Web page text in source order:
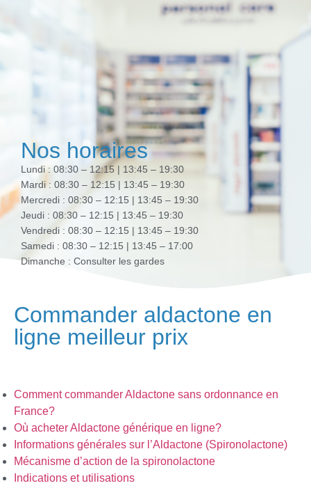
Nos horaires
Lundi : 08:30 – 12:15 | 13:45 – 19:30
Mardi : 08:30 – 12:15 | 13:45 – 19:30
Mercredi : 08:30 – 12:15 | 13:45 – 19:30
Jeudi : 08:30 – 12:15 | 13:45 – 19:30
Vendredi : 08:30 – 12:15 | 13:45 – 19:30
Samedi : 08:30 – 12:15 | 13:45 – 17:00
Dimanche : Consulter les gardes
Commander aldactone en
ligne meilleur prix
Comment commander Aldactone sans ordonnance en
France?
Où acheter Aldactone générique en ligne?
Informations générales sur l’Aldactone (Spironolactone)
Mécanisme d’action de la spironolactone
Indications et utilisations